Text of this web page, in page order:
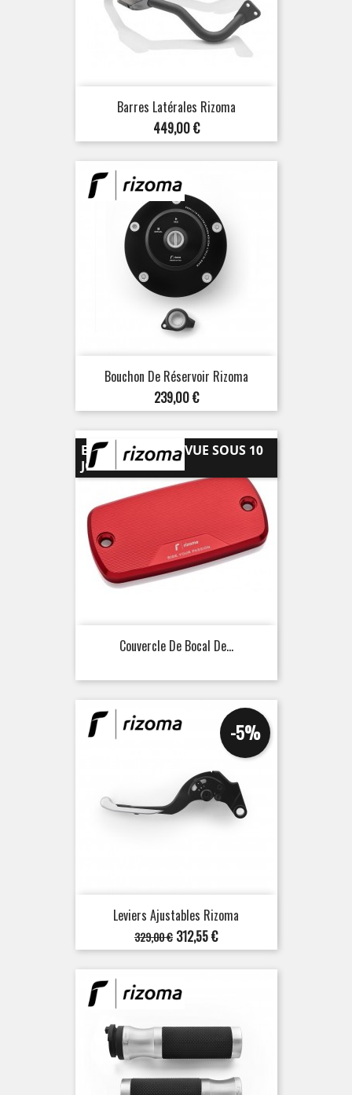
Barres Latérales Rizoma
Prix
449,00 €
Bouchon De Réservoir Rizoma
Prix
239,00 €
Couvercle De Bocal De...
EXPÉDITION PRÉVUE SOUS 10
JOURS
Leviers Ajustables Rizoma
Prix
de
base
329,00 €
-5%
Prix
312,55 €